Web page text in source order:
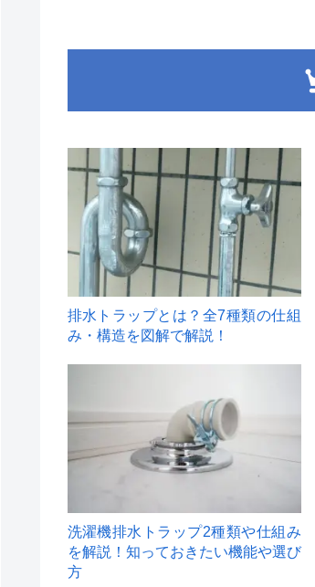
1
排水トラップとは？全7種類の仕組
み・構造を図解で解説！
洗濯機排水トラップ2種類や仕組み
を解説！知っておきたい機能や選び
方